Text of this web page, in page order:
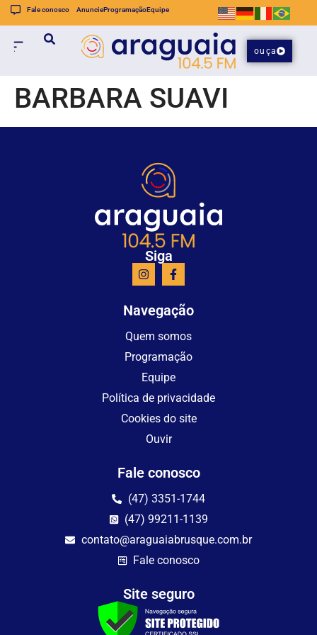
Fale conosco AnuncieProgramaçãoEquipe
ouça
BARBARA SUAVI
Siga
Navegação
Quem somos
Programação
Equipe
Política de privacidade
Cookies do site
Ouvir
Fale conosco
(47) 3351-1744
(47) 99211-1139
contato@araguaiabrusque.com.br
Fale conosco
Site seguro